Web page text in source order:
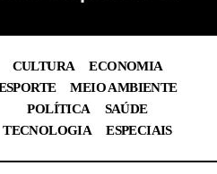
CULTURA
ECONOMIA
MEIO AMBIENTE
POLÍTICA
SAÚDE
TECNOLOGIA
ESPECIAIS